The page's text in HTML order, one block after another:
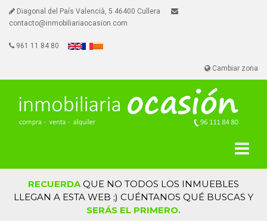
Diagonal del País Valencià, 5 46400 Cullera
contacto@inmobiliariaocasion.com
961 11 84 80
Cambiar zona
RECUERDAQUE NO TODOS LOS INMUEBLES
LLEGAN A ESTA WEB ;) CUÉNTANOS QUÉ BUSCAS Y
SERÁS EL PRIMERO.